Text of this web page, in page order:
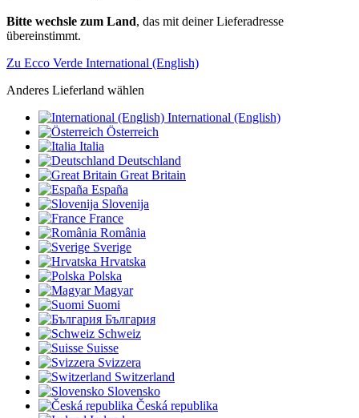
Bitte wechsle zum Land, das mit deiner Lieferadresse
übereinstimmt.
Zu Ecco Verde International (English)
Anderes Lieferland wählen
International (English)
Österreich
Italia
Deutschland
Great Britain
España
Slovenija
France
România
Sverige
Hrvatska
Polska
Magyar
Suomi
България
Schweiz
Suisse
Svizzera
Switzerland
Slovensko
Česká republika